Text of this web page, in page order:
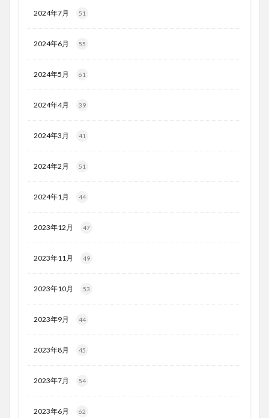
2024年7月 51
2024年6月 55
2024年5月 61
2024年4月 39
2024年3月 41
2024年2月 51
2024年1月 44
2023年12月 47
2023年11月 49
2023年10月 53
2023年9月 44
2023年8月 45
2023年7月 54
2023年6月 62